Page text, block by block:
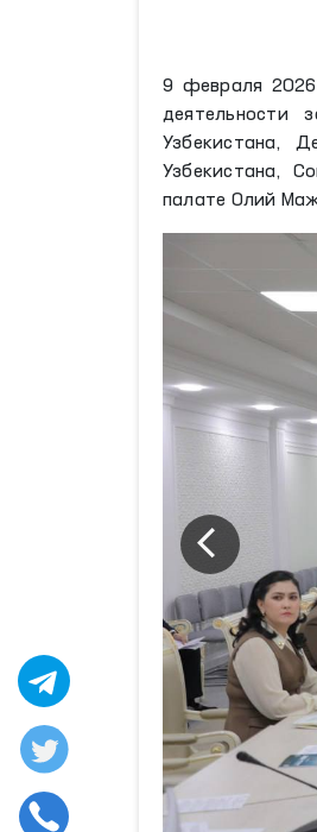
9 февраля 2026
деятельности
Узбекистана,
Узбекистана,
палате Олий